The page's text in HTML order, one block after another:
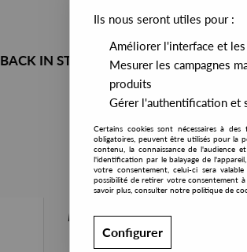
BACK IN STOCK ALL STOCK
PRESALES EXCLUSIVES
Ils nous seront utiles pour :
Améliorer l'interface et
Mesurer les campagnes
produits
Gérer l'authentification et
Certains cookies sont nécessaires à
obligatoires, peuvent être utilisés pour la
contenu, la connaissance de l'audience
l'identification par le balayage de
votre consentement, celui-ci sera
possibilité de retirer votre consentement
savoir plus, consulter notre politique de
Configurer